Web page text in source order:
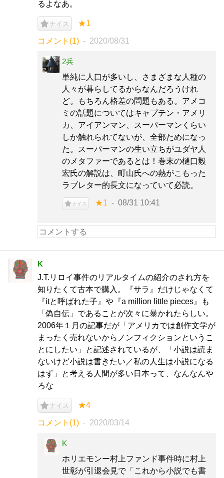
るよなあ。
ナイス ★1
コメント(1) 2020/08/31
2兵
単純に人口が多いし、さまざまな人種の
人々が暮らしてるからなんだろうけれ
ど。もちろん格差の問題もある。アメコ
ミの話題についてはキャプテン・アメリ
カ、アイアンマン、スーパーマンくらい
しか触れられてないが、全部ためになっ
た。スーパーマンの生い立ちがユダヤ人
のメタファーであるとは！巻末の樋口毅
宏氏の解説は、町山氏への熱がこもった
ラブレター的長文になっていて必読。
ナイス ★1 08/31 10:41
K
J.T.リロイ事件のリアルタイムの紹介のされ方を
知りたくて古本で購入。『サラ』だけじゃなくて
『itと呼ばれた子』や『a million little pieces』も
「偽自伝」であることが次々に暴かれたらしい。
2006年１月の記事だが「アメリカでは創作文学が
まったく売れないからノンフィクションというこ
とにしたい」と記述されているが、「小説は読ま
ないけど小説は書きたい／私の人生は小説になる
はず」と考える人間が多い日本って、なんなんや
ろな
ナイス ★4
コメント(1) 2020/03/14
K
ホリエモンー村上ファンド事件時に村上
世彰が引退会見で「これから小説でも書